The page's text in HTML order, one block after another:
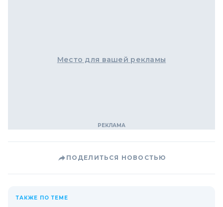
Место для вашей рекламы
ПОДЕЛИТЬСЯ НОВОСТЬЮ
ТАКЖЕ ПО ТЕМЕ